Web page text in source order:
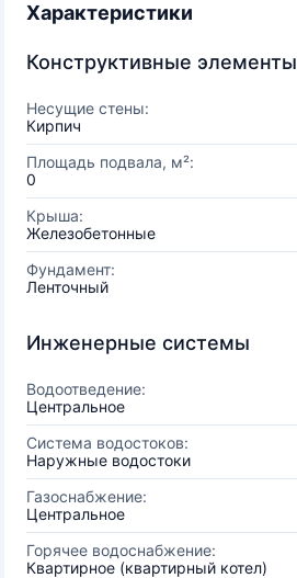
Характеристики
Конструктивные элементы
Несущие стены:
Кирпич
Площадь подвала, м²:
0
Крыша:
Железобетонные
Фундамент:
Ленточный
Инженерные системы
Водоотведение:
Центральное
Система водостоков:
Наружные водостоки
Газоснабжение:
Центральное
Горячее водоснабжение:
Квартирное (квартирный котел)